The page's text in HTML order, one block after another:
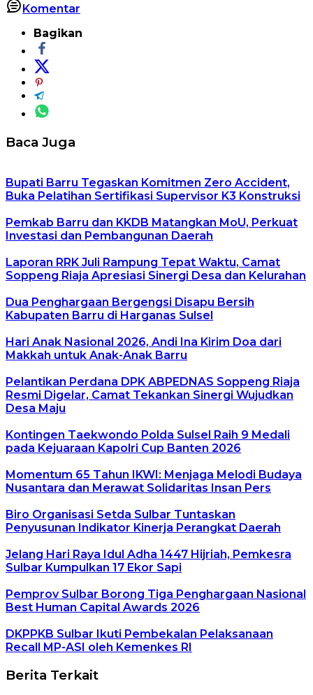
Komentar
Bagikan
Baca Juga
Bupati Barru Tegaskan Komitmen Zero Accident,
Buka Pelatihan Sertifikasi Supervisor K3 Konstruksi
Pemkab Barru dan KKDB Matangkan MoU, Perkuat
Investasi dan Pembangunan Daerah
Laporan RRK Juli Rampung Tepat Waktu, Camat
Soppeng Riaja Apresiasi Sinergi Desa dan Kelurahan
Dua Penghargaan Bergengsi Disapu Bersih
Kabupaten Barru di Harganas Sulsel
Hari Anak Nasional 2026, Andi Ina Kirim Doa dari
Makkah untuk Anak-Anak Barru
Pelantikan Perdana DPK ABPEDNAS Soppeng Riaja
Resmi Digelar, Camat Tekankan Sinergi Wujudkan
Desa Maju
Kontingen Taekwondo Polda Sulsel Raih 9 Medali
pada Kejuaraan Kapolri Cup Banten 2026
Momentum 65 Tahun IKWI: Menjaga Melodi Budaya
Nusantara dan Merawat Solidaritas Insan Pers
Biro Organisasi Setda Sulbar Tuntaskan
Penyusunan Indikator Kinerja Perangkat Daerah
Jelang Hari Raya Idul Adha 1447 Hijriah, Pemkesra
Sulbar Kumpulkan 17 Ekor Sapi
Pemprov Sulbar Borong Tiga Penghargaan Nasional
Best Human Capital Awards 2026
DKPPKB Sulbar Ikuti Pembekalan Pelaksanaan
Recall MP-ASI oleh Kemenkes RI
Berita Terkait